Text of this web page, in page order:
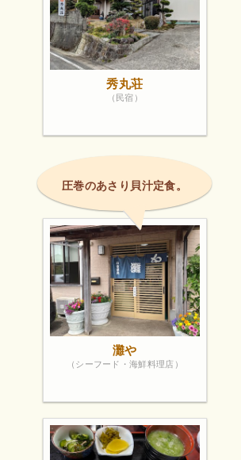
秀丸荘
（民宿）
圧巻のあさり貝汁定食。
灘や
（シーフード・海鮮料理店）